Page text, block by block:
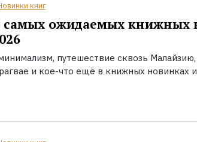
книг
самых ожидаемых книжных
путешествие сквозь
и кое-что ещё в книжных новинках